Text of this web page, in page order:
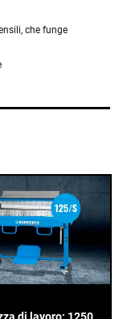
che funge
di lavoro: 1250